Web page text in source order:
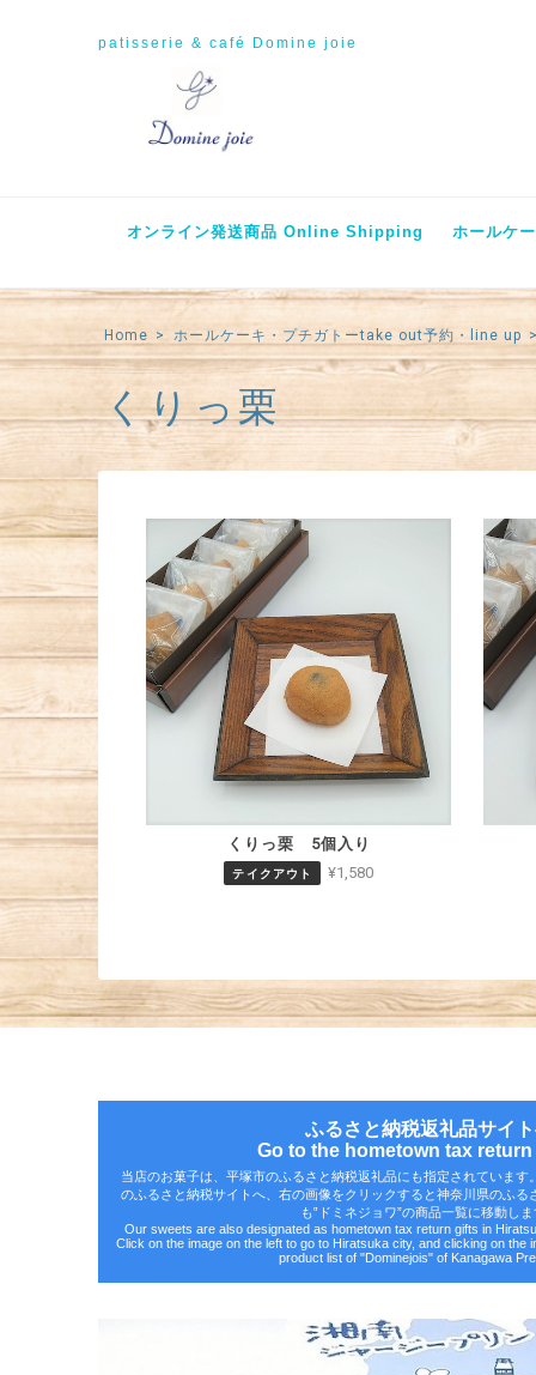
patisserie & café Domine joie
オンライン発送商品 Online Shipping
ホールケ
Home ホールケーキ・プチガトーtake out予約・line up
くりっ栗
くりっ栗 5個入り
テイクアウト ¥1,580
ふるさと納税返礼品サイ
Go to the hometown tax
当店のお菓子は、平塚市のふるさと納税返礼品にも指定されています
のふるさと納税サイトへ、右の画像をクリックすると神奈川県のふる
も‟ドミネジョワ”の商品一覧に移動しま
Our sweets are also designated as hometown tax return gifts in
Click on the image on the left to go to Hiratsuka city, and clicking on the
product list of "Dominejois" of Kanagawa